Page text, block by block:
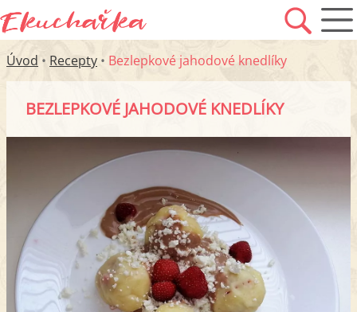
Úvod • Recepty • Bezlepkové jahodové knedlíky
BEZLEPKOVÉ JAHODOVÉ KNEDLÍKY